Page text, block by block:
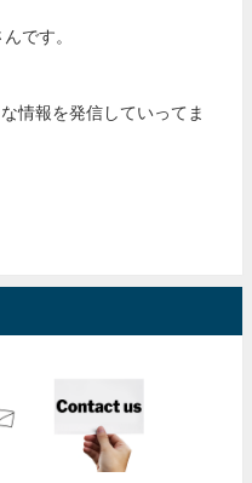
です。
情報を発信していってま